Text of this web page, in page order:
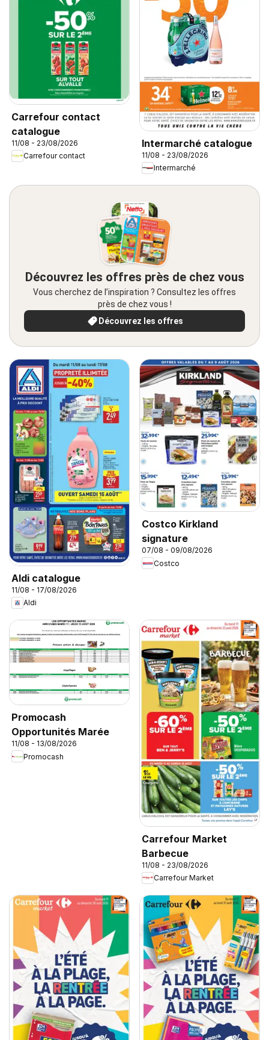
Carrefour contact
catalogue
11/08 - 23/08/2026
Carrefour contact
Intermarché catalogue
11/08 - 23/08/2026
Intermarché
Découvrez les offres près de chez vous
Vous cherchez de l’inspiration ? Consultez les offres
près de chez vous !
Découvrez les offres
Aldi catalogue
11/08 - 17/08/2026
Aldi
Costco Kirkland
signature
07/08 - 09/08/2026
Costco
Promocash
Opportunités Marée
11/08 - 13/08/2026
Promocash
Carrefour Market
Barbecue
11/08 - 23/08/2026
Carrefour Market